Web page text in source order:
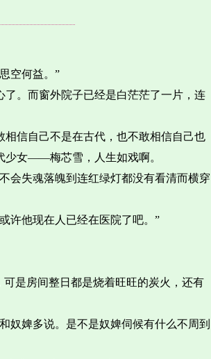
空何益。”
。而窗外院子已经是白茫茫了一片，连
信自己不是在古代，也不敢相信自己也
少女——梅芯雪，人生如戏啊。
会失魂落魄到连红绿灯都没有看清而横穿
许他现在人已经在医院了吧。”
是房间整日都是烧着旺旺的炭火，还有
奴婢多说。是不是奴婢伺候有什么不周到